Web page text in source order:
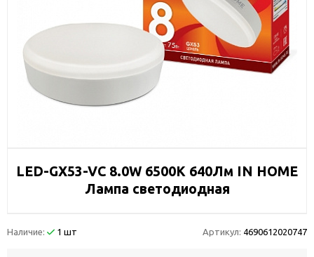
LED-GX53-VC 8.0W 6500К 640Лм IN HOME
Лампа светодиодная
Наличие: 1 шт Артикул: 4690612020747